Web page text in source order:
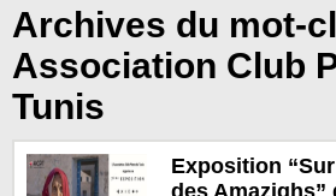
Archives du mot-
Association Club
Tunis
Exposition
des Amazighs”